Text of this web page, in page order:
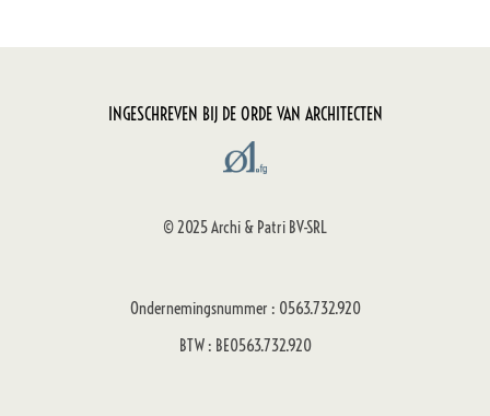
INGESCHREVEN BIJ DE ORDE VAN ARCHITECTEN
© 2025 Archi & Patri BV-SRL
Ondernemingsnummer : 0563.732.920
BTW : BE0563.732.920